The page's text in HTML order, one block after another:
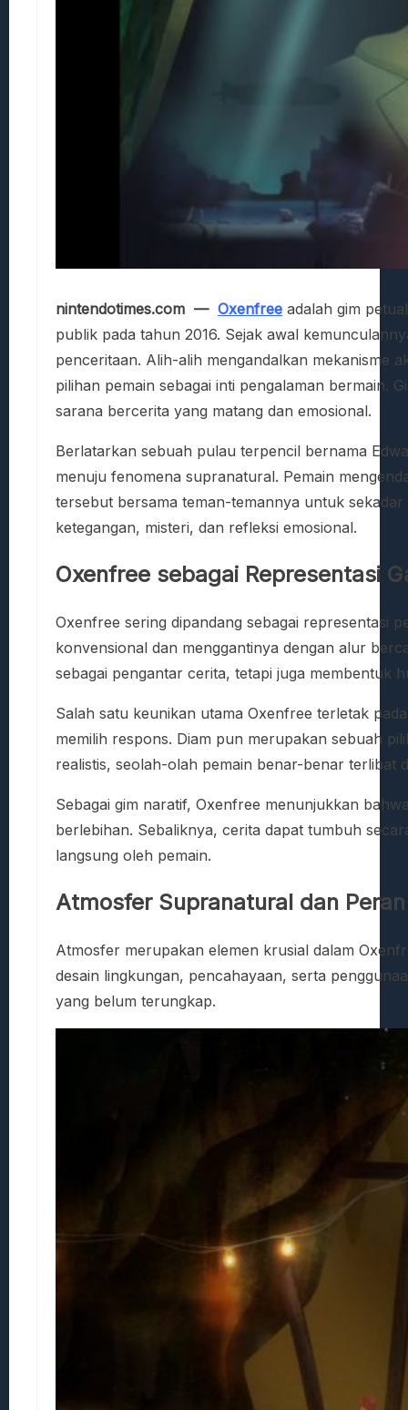
nintendotimes.com — Oxenfree adalah gim
publik pada tahun 2016. Sejak awal
penceritaan. Alih-alih mengandalkan mekanisme
pilihan pemain sebagai inti pengalaman bermain.
sarana bercerita yang matang dan emosional.
Berlatarkan sebuah pulau terpencil bernama
menuju fenomena supranatural. Pemain
tersebut bersama teman-temannya untuk
ketegangan, misteri, dan refleksi emosional.
Oxenfree sebagai Representasi
Oxenfree sering dipandang sebagai representasi
konvensional dan menggantinya dengan alur
sebagai pengantar cerita, tetapi juga membentuk
Salah satu keunikan utama Oxenfree terletak
memilih respons. Diam pun merupakan sebuah
realistis, seolah-olah pemain benar-benar terlibat
Sebagai gim naratif, Oxenfree menunjukkan
berlebihan. Sebaliknya, cerita dapat tumbuh
langsung oleh pemain.
Atmosfer Supranatural dan
Atmosfer merupakan elemen krusial dalam
desain lingkungan, pencahayaan, serta
yang belum terungkap.